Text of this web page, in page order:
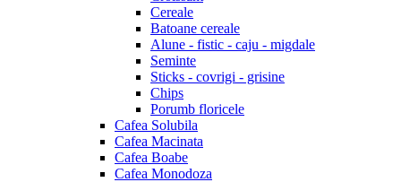
Cereale
Batoane cereale
Alune - fistic - caju - migdale
Seminte
Sticks - covrigi - grisine
Chips
Porumb floricele
Cafea Solubila
Cafea Macinata
Cafea Boabe
Cafea Monodoza